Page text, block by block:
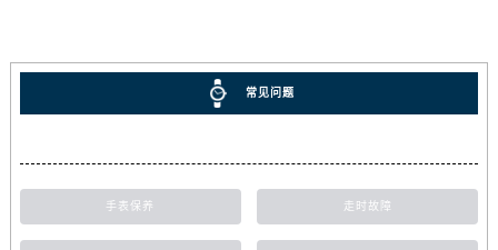
常见问题
手表保养 走时故障